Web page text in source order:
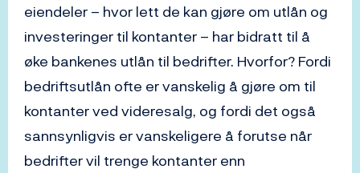
eiendeler – hvor lett de kan gjøre om utlån og
investeringer til kontanter – har bidratt til å
øke bankenes utlån til bedrifter. Hvorfor? Fordi
bedriftsutlån ofte er vanskelig å gjøre om til
kontanter ved videresalg, og fordi det også
sannsynligvis er vanskeligere å forutse når
bedrifter vil trenge kontanter enn